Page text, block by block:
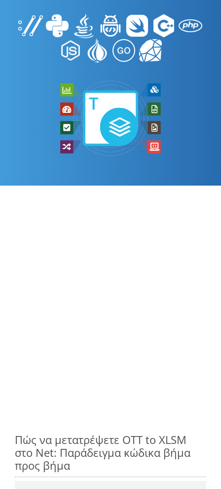
Πώς να μετατρέψετε OTT to XLSM
στο Net: Παράδειγμα κώδικα βήμα
προς βήμα